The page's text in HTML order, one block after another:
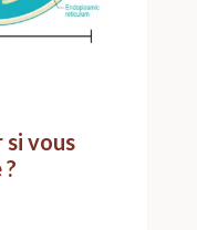
si vous